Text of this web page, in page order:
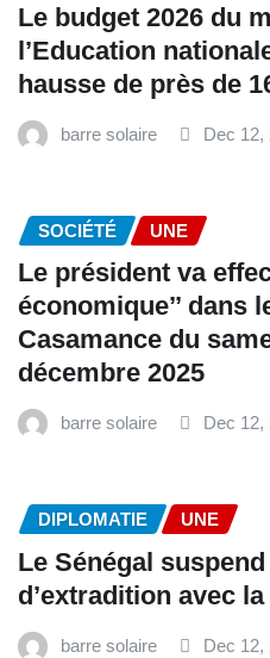
Le budget 2026 du
l’Education
hausse de près de
barre solaire Dec 12,
SOCIÉTÉ UNE
Le président va
économique’’ dans
Casamance du
décembre 2025
barre solaire Dec 12,
DIPLOMATIE UNE
Le Sénégal
d’extradition avec
barre solaire Dec 12,